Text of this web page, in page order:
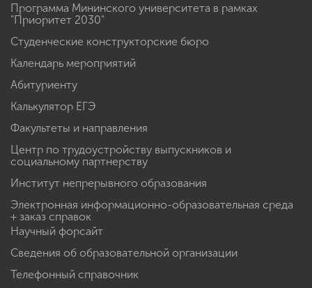
Программа Мининского университета в рамках
"Приоритет 2030"
Студенческие конструкторские бюро
Календарь мероприятий
Абитуриенту
Калькулятор ЕГЭ
Факультеты и направления
Центр по трудоустройству выпускников и
социальному партнерству
Институт непрерывного образования
Электронная информационно-образовательная среда
+ заказ справок
Научный форсайт
Сведения об образовательной организации
Телефонный справочник